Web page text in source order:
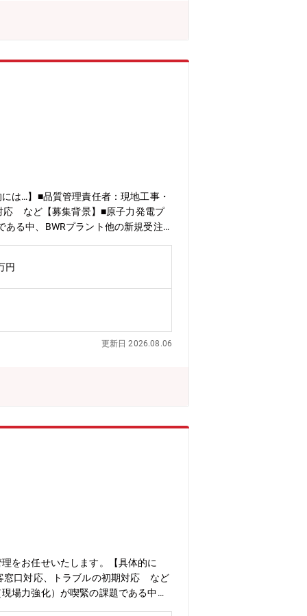
battery/変更の範囲： 全ての業務
他●歓迎_職務経験【経験・能
は…】■品質管理責任者：現地工事・
応 など【募集背景】■原子力発電プ
る中、BWRプラント他の新規受注
の既設設備の入れ替え案件など
入社直後は、現地作業所にて、原子
や重要作業の立ち合いの時などに訪
対応など)【三菱電機の原子力設備/
ためのモーター。■非常用ディーゼ
ィーゼルエンジンで電気をつくる安全
原子炉を停止させます。■放射線監
います。ご経験・ご志向性に応じて
】■原保全部・原子力プラントの安
www.mitsubishielectric.co.jp/me/p
手配いたします。【キャリアステッ
ます。また、社内外の様々な関係者
ことも可能になります。
円
更新日 2026.08.06
をお任せいたします。【具体的に
窓口対応、トラブルの初期対応 など
場力強化）が喫緊の課題である中、